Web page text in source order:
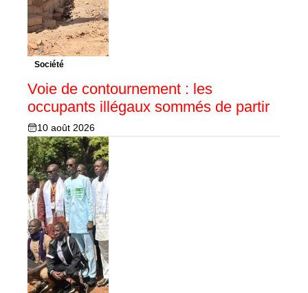
Société
Voie de contournement : les
occupants illégaux sommés de partir
10 août 2026